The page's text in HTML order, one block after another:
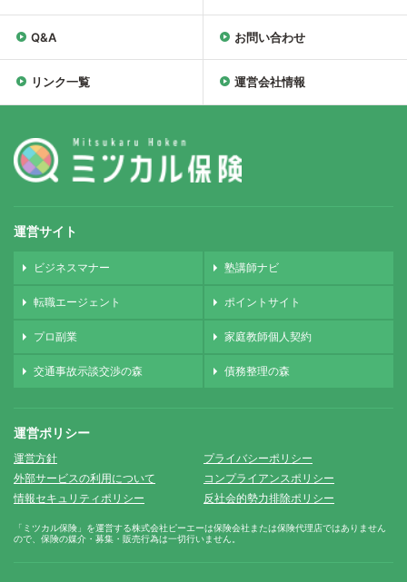
Q&A お問い合わせ
リンク一覧 運営会社情報
運営サイト
ビジネスマナー 塾講師ナビ
転職エージェント ポイントサイト
プロ副業 家庭教師個人契約
交通事故示談交渉の森 債務整理の森
運営ポリシー
運営方針
プライバシーポリシー
外部サービスの利用について
コンプライアンスポリシー
情報セキュリティポリシー
反社会的勢力排除ポリシー
「ミツカル保険」を運営する株式会社ピーエーは保険会社または保険代理店ではありません
ので、保険の媒介・募集・販売行為は一切行いません。